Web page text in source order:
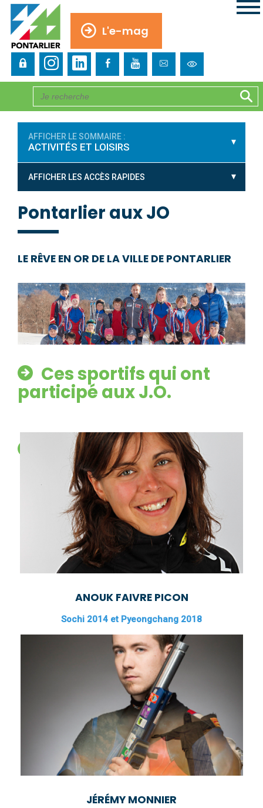
L'e-mag
AFFICHER LE SOMMAIRE :
ACTIVITÉS ET LOISIRS
AFFICHER LES ACCÈS RAPIDES
Pontarlier aux JO
LE RÊVE EN OR DE LA VILLE DE PONTARLIER
Ces sportifs qui ont
participé aux J.O.
ANOUK FAIVRE PICON
Sochi 2014 et Pyeongchang 2018
JÉRÉMY MONNIER